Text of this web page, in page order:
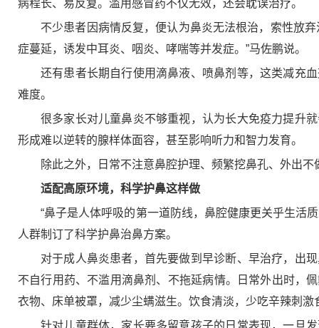
病程长、易反复。滥用感冒药不仅无效，还会耽误治疗。
不少患者因病情反复，便认为鼻炎无法根治，索性放
症蔓延，诱发中耳炎、咽炎、哮喘等并发症。”马佐鹏说。
还有患者长期自行使用滴鼻液、喷鼻剂等，这类减充
难度。
很多家长对儿童鼻炎不够重视，认为长大免疫力提升
形成难以逆转的腺样体面容，甚至影响听力和智力发育。
除此之外，日常不注意鼻腔护理、频繁挖鼻孔、外出
适配高原环境，科学护鼻这样做
“鼻子是人体呼吸的第一道防线，鼻腔健康更关乎生活
人群制订了科学护鼻治鼻方案。
对于成人鼻炎患者，首先要做到早诊断、早治疗，出
不自行用药、不滥用滴鼻剂、不拖延病情。日常外出时，
衣物、床单被罩，减少尘螨滋生。饮食清淡，少吃辛辣刺
针对儿童群体，家长要多留意孩子的日常表现，一旦